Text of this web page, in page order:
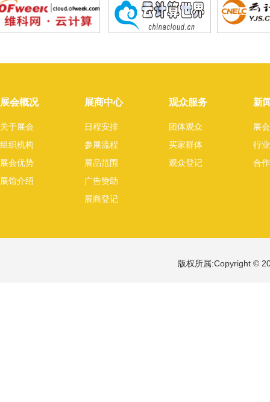
展会概况
关于展会
组织机构
展会优势
展馆介绍
展商中心
日程安排
参展流程
展品范围
广告赞助
展商登记
观众服务
团体观众
买家群体
观众登记
新
展
行
合
版权所属:Copyright ©